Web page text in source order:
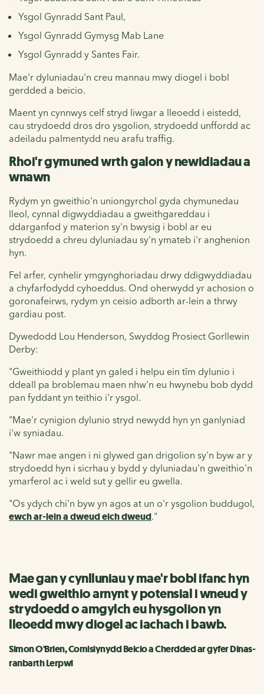
Ysgol Gynradd Sant Paul,
Ysgol Gynradd Gymysg Mab Lane
Ysgol Gynradd y Santes Fair.
Mae'r dyluniadau'n creu mannau mwy diogel i bobl
gerdded a beicio.
Maent yn cynnwys celf stryd liwgar a lleoedd i eistedd,
cau strydoedd dros dro ysgolion, strydoedd unffordd ac
adeiladu palmentydd neu arafu traffig.
Rhoi'r gymuned wrth galon y newidiadau a
wnawn
Rydym yn gweithio'n uniongyrchol gyda chymunedau
lleol, cynnal digwyddiadau a gweithgareddau i
ddarganfod y materion sy'n bwysig i bobl ar eu
strydoedd a chreu dyluniadau sy'n ymateb i'r anghenion
hyn.
Fel arfer, cynhelir ymgynghoriadau drwy ddigwyddiadau
a chyfarfodydd cyhoeddus. Ond oherwydd yr achosion o
goronafeirws, rydym yn ceisio adborth ar-lein a thrwy
gardiau post.
Dywedodd Lou Henderson, Swyddog Prosiect Gorllewin
Derby:
"Gweithiodd y plant yn galed i helpu ein tîm dylunio i
ddeall pa broblemau maen nhw'n eu hwynebu bob dydd
pan fyddant yn teithio i'r ysgol.
"Mae'r cynigion dylunio stryd newydd hyn yn ganlyniad
i'w syniadau.
"Nawr mae angen i ni glywed gan drigolion sy'n byw ar y
strydoedd hyn i sicrhau y bydd y dyluniadau'n gweithio'n
ymarferol ac i weld sut y gellir eu gwella.
"Os ydych chi'n byw yn agos at un o'r ysgolion buddugol,
ewch ar-lein a dweud eich dweud."
Mae gan y cynlluniau y mae'r bobl ifanc hyn
wedi gweithio arnynt y potensial i wneud y
strydoedd o amgylch eu hysgolion yn
lleoedd mwy diogel ac iachach i bawb.
Simon O'Brien, Comisiynydd Beicio a Cherdded ar gyfer Dinas-
ranbarth Lerpwl